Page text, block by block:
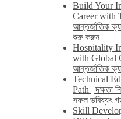
Build Your
Career with
আন্তর্জাতিক
শুরু করুন
Hospitality
with Global
আন্তর্জাতিক
Technical
Path | দক্ষতা
সফল ভবিষ্যৎ
Skill